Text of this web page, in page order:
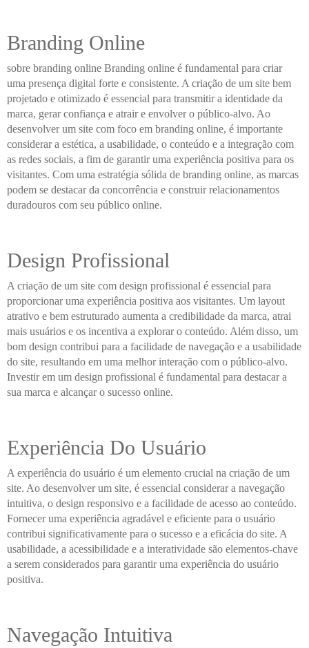
Branding Online
sobre branding online Branding online é fundamental para criar
uma presença digital forte e consistente. A criação de um site bem
projetado e otimizado é essencial para transmitir a identidade da
marca, gerar confiança e atrair e envolver o público-alvo. Ao
desenvolver um site com foco em branding online, é importante
considerar a estética, a usabilidade, o conteúdo e a integração com
as redes sociais, a fim de garantir uma experiência positiva para os
visitantes. Com uma estratégia sólida de branding online, as marcas
podem se destacar da concorrência e construir relacionamentos
duradouros com seu público online.
Design Profissional
A criação de um site com design profissional é essencial para
proporcionar uma experiência positiva aos visitantes. Um layout
atrativo e bem estruturado aumenta a credibilidade da marca, atrai
mais usuários e os incentiva a explorar o conteúdo. Além disso, um
bom design contribui para a facilidade de navegação e a usabilidade
do site, resultando em uma melhor interação com o público-alvo.
Investir em um design profissional é fundamental para destacar a
sua marca e alcançar o sucesso online.
Experiência Do Usuário
A experiência do usuário é um elemento crucial na criação de um
site. Ao desenvolver um site, é essencial considerar a navegação
intuitiva, o design responsivo e a facilidade de acesso ao conteúdo.
Fornecer uma experiência agradável e eficiente para o usuário
contribui significativamente para o sucesso e a eficácia do site. A
usabilidade, a acessibilidade e a interatividade são elementos-chave
a serem considerados para garantir uma experiência do usuário
positiva.
Navegação Intuitiva